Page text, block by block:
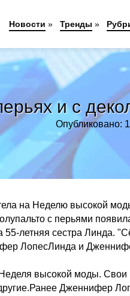
и с
Опубликовано:
на Неделю высокой
с перьями
55-летняя сестра Линда.
ЛопесЛинда и
высокой моды. Свои
Дженнифер
Новости » Тренды »